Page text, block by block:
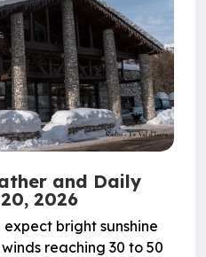
and Daily
2026
bright sunshine
reaching 30 to 50